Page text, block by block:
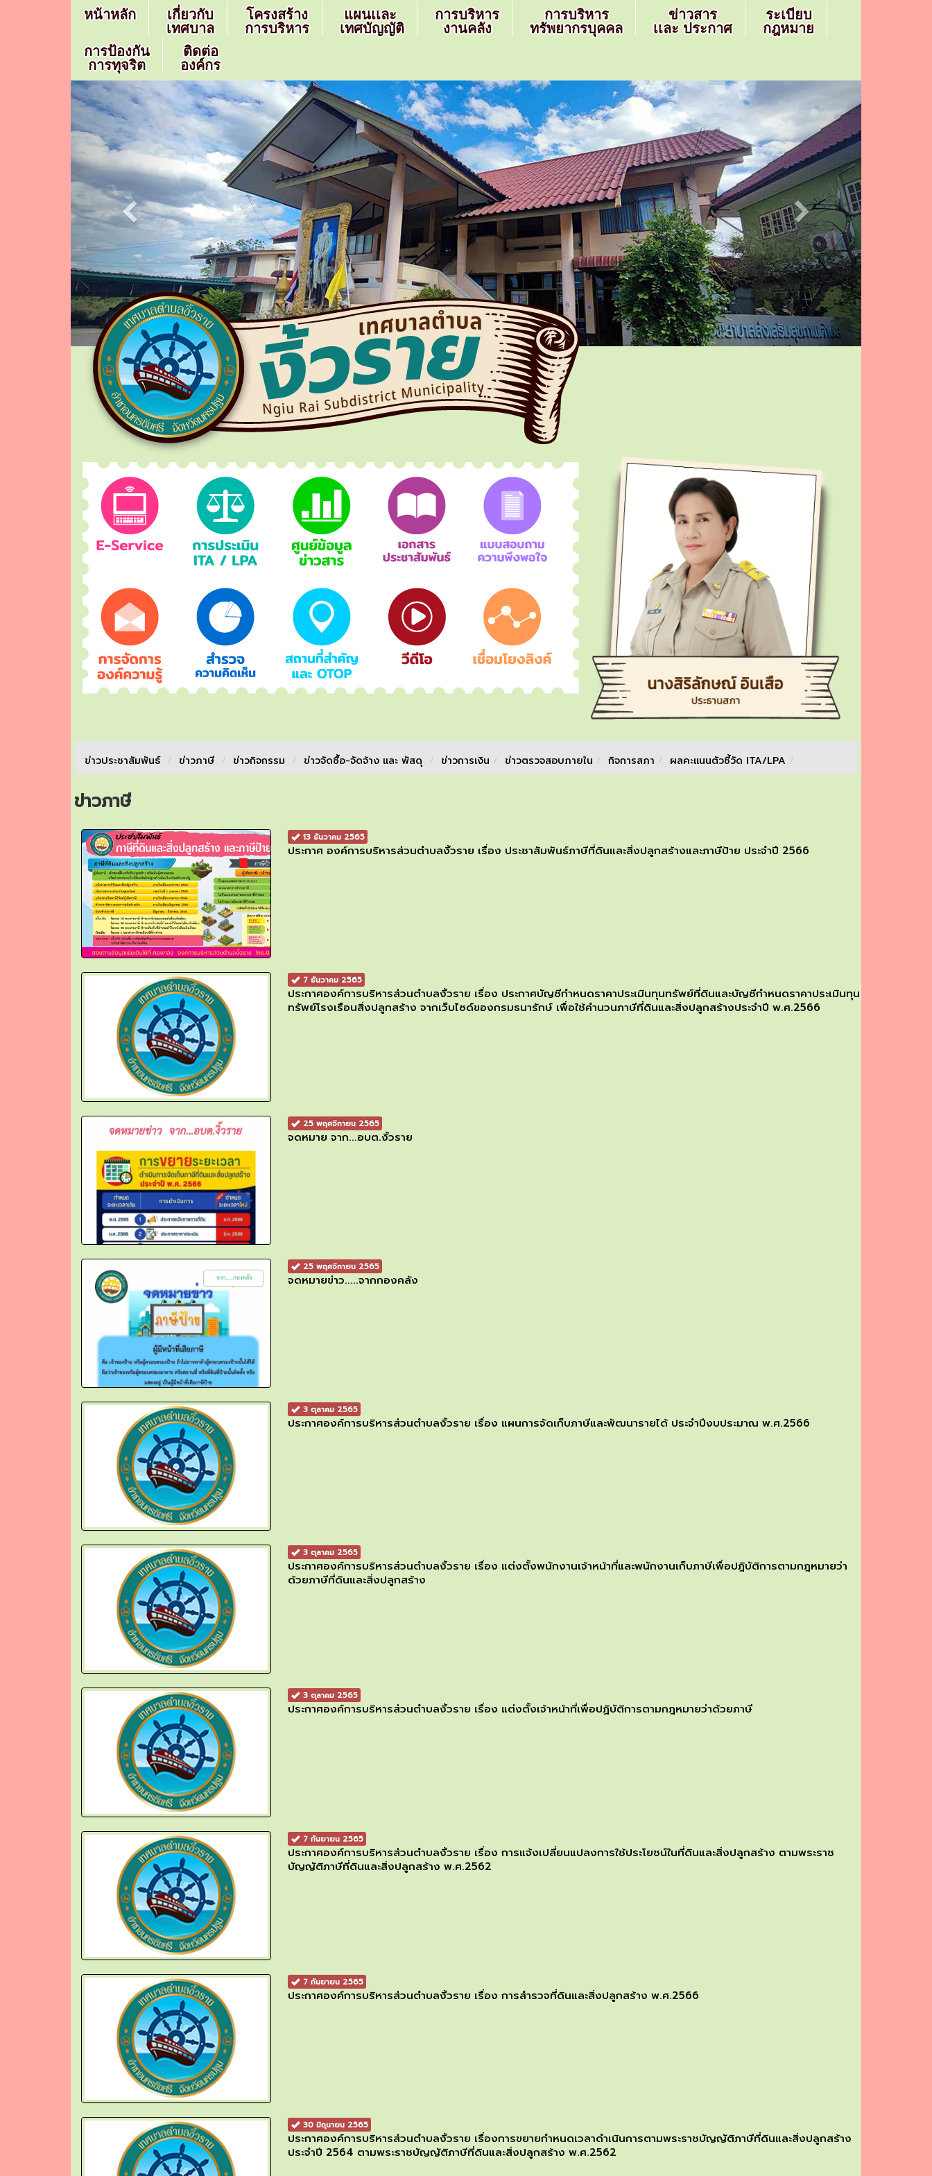
หน้าหลัก
เกี่ยวกับ
เทศบาล
โครงสร้าง
การบริหาร
แผนเเละ
เทศบัญญัติ
การบริหาร
งานคลัง
การบริหาร
ทรัพยากรบุคคล
ข่าวสาร
เเละ ประกาศ
ระเบียบ
กฎหมาย
การป้องกัน
การทุจริต
ติดต่อ
องค์กร
ข่าวประชาสัมพันธ์ / ข่าวภาษี / ข่าวกิจกรรม / ข่าวจัดชื้อ-จัดจ้าง และ พัสดุ / ข่าวการเงิน / ข่าวตรวจสอบภายใน / กิจการสภา / ผลคะแนนตัวชี้วัด ITA/LPA /
ข่าวภาษี
13 ธันวาคม 2565
ประกาศ องค์การบริหารส่วนตำบลงิ้วราย เรื่อง ประชาสัมพันธ์ภาษีที่ดินและสิ่งปลูกสร้างและภาษีป้าย ประจำปี 2566
7 ธันวาคม 2565
ประกาศองค์การบริหารส่วนตำบลงิ้วราย เรื่อง ประกาศบัญชีกำหนดราคาประเมินทุนทรัพย์ที่ดินและบัญชีกำหนดราคาประเมินทุน
ทรัพย์โรงเรือนสิ่งปลูกสร้าง จากเว็บไซด์ของกรมธนารักษ์ เพื่อใช้คำนวนภาษีที่ดินและสิ่งปลูกสร้างประจำปี พ.ศ.2566
25 พฤศจิกายน 2565
จดหมาย จาก...อบต.งิ้วราย
25 พฤศจิกายน 2565
จดหมายข่าว.....จากกองคลัง
3 ตุลาคม 2565
ประกาศองค์การบริหารส่วนตำบลงิ้วราย เรื่อง แผนการจัดเก็บภาษีและพัฒนารายได้ ประจำปีงบประมาณ พ.ศ.2566
3 ตุลาคม 2565
ประกาศองค์การบริหารส่วนตำบลงิ้วราย เรื่อง แต่งตั้งพนักงานเจ้าหน้าที่และพนักงานเก็บภาษีเพื่อปฎิบัติการตามกฎหมายว่า
ด้วยภาษีที่ดินและสิ่งปลูกสร้าง
3 ตุลาคม 2565
ประกาศองค์การบริหารส่วนตำบลงิ้วราย เรื่อง แต่งตั้งเจ้าหน้าที่เพื่อปฏิบัติการตามกฎหมายว่าด้วยภาษี
7 กันยายน 2565
ประกาศองค์การบริหารส่วนตำบลงิ้วราย เรื่อง การแจ้งเปลี่ยนแปลงการใช้ประโยชน์ในที่ดินและสิ่งปลูกสร้าง ตามพระราช
บัญญัติภาษีที่ดินและสิ่งปลูกสร้าง พ.ศ.2562
7 กันยายน 2565
ประกาศองค์การบริหารส่วนตำบลงิ้วราย เรื่อง การสำรวจที่ดินและสิ่งปลูกสร้าง พ.ศ.2566
30 มิถุนายน 2565
ประกาศองค์การบริหารส่วนตำบลงิ้วราย เรื่องการขยายกำหนดเวลาดำเนินการตามพระราชบัญญัติภาษีที่ดินและสิ่งปลูกสร้าง
ประจำปี 2564 ตามพระราชบัญญัติภาษีที่ดินและสิ่งปลูกสร้าง พ.ศ.2562